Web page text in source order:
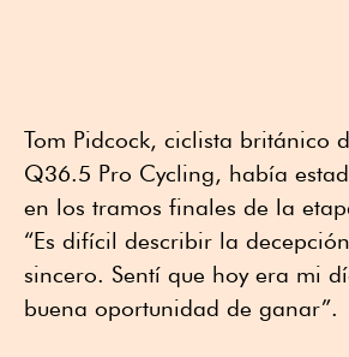
Tom Pidcock, ciclista británico
Q36.5 Pro Cycling, había
en los tramos finales de la
“Es difícil describir la
sincero. Sentí que hoy era mi
buena oportunidad de ganar”.